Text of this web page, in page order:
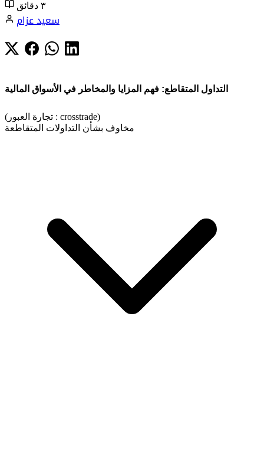
٣ دقائق
سعيد عزام
التداول المتقاطع: فهم المزايا والمخاطر في الأسواق المالية
(تجارة العبور : crosstrade)
مخاوف بشأن التداولات المتقاطعة